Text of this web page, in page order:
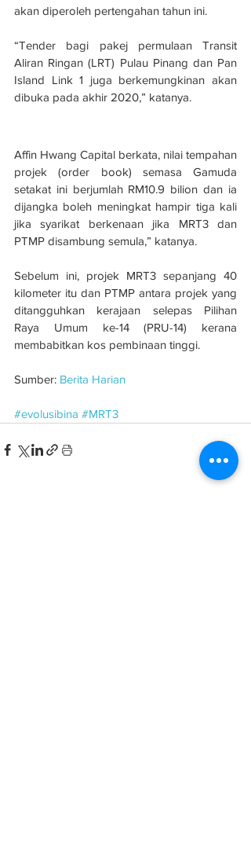
akan diperoleh pertengahan tahun ini.
“Tender bagi pakej permulaan Transit
Aliran Ringan (LRT) Pulau Pinang dan Pan
Island Link 1 juga berkemungkinan akan
dibuka pada akhir 2020,” katanya.
Affin Hwang Capital berkata, nilai tempahan
projek (order book) semasa Gamuda
setakat ini berjumlah RM10.9 bilion dan ia
dijangka boleh meningkat hampir tiga kali
jika syarikat berkenaan jika MRT3 dan
PTMP disambung semula,” katanya.
Sebelum ini, projek MRT3 sepanjang 40
kilometer itu dan PTMP antara projek yang
ditangguhkan kerajaan selepas Pilihan
Raya Umum ke-14 (PRU-14) kerana
membabitkan kos pembinaan tinggi.
Sumber: Berita Harian
#evolusibina #MRT3